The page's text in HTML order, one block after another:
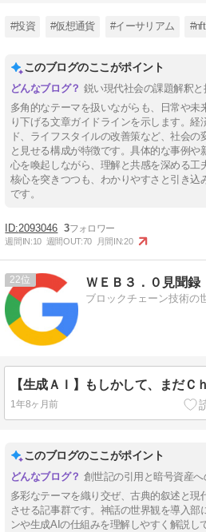
#投資 #仮想通貨 #イーサリアム #nft
このブログのここがポイント
鋭い現代社会の課題解釈と
多角的なテーマを扱いながらも、日常や未
り下げる文章ガイドラインを示します。経
ド、ライフスタイルの改善策など、社会の
と見せる構成が特徴です。具体的な事例や
心を喚起しながら、理解と共感を深める工
核心を突きつつも、わかりやすさと引き込
です。
2093046 3
週間IN:10 週間OUT:70 月間IN:20
22 ＷＥＢ３．０見聞録
ブロックチェーン技術の
1年8ヶ月前
このブログのここがポイント
創世記の引用と暗号資産へ
多彩なテーマを織り交ぜ、古典的叙述と現
させる記事群です。神話の世界観を導入部
ンや生成AIの仕組みを理解しやすく解説し